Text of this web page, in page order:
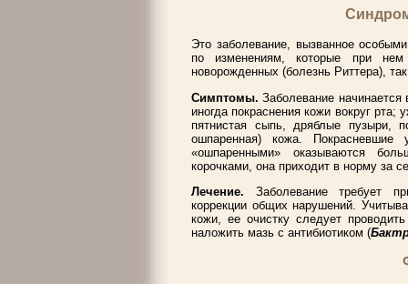
Это заболевание, вызванное
по изменениям, которые при
новорожденных (болезнь Риттера),
Симптомы.Заболевание
иногда покраснения кожи вокруг
пятнистая сыпь, дряблые пузыри,
ошпаренная) кожа.
«ошпаренными» оказываются
корочками, она приходит в норму за
Лечение. Заболевание требует
коррекции общих нарушений.
кожи, ее очистку следует
наложить мазь с антибиотиком (